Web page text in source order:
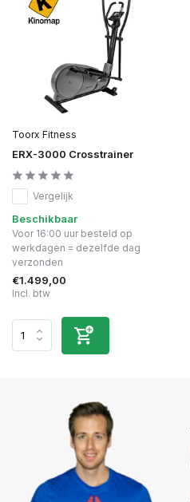
Toorx Fitness
ERX-3000 Crosstrainer
Vergelijk
Beschikbaar
Voor 16:00 uur besteld op
werkdagen = dezelfde dag
verzonden
€1.499,00
Incl. btw